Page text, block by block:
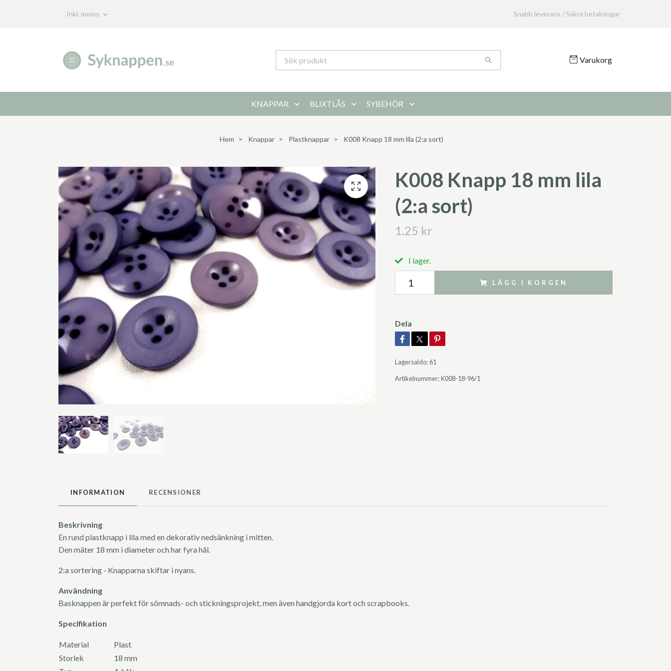
Inkl. moms Snabb leverans / Säkra betalningar
Varukorg
KNAPPAR BLIXTLÅS SYBEHÖR
Hem Knappar Plastknappar K008 Knapp 18 mm lila (2:a sort)
K008 Knapp 18 mm lila
(2:a sort)
1.25 kr
I lager.
LÄGG I KORGEN
Dela
Lagersaldo:61
Artikelnummer:K008-18-96/1
INFORMATION RECENSIONER
Beskrivning
En rund plastknapp i lila med en dekorativ nedsänkning i mitten.
Den mäter 18 mm i diameter och har fyra hål.
2:a sortering - Knapparna skiftar i nyans.
Användning
Basknappen är perfekt för sömnads- och stickningsprojekt, men även handgjorda kort och scrapbooks.
Specifikation
Material
Plast
Storlek
18 mm